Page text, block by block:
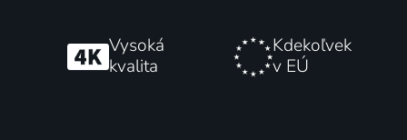
Vysoká
kvalita
Kdekoľvek
v EÚ